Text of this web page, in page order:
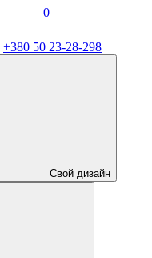
0
+380 50 23-28-298
Свой дизайн